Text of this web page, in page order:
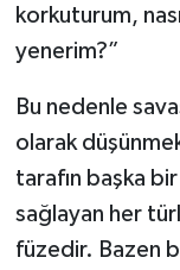
korkuturum,
yenerim?”
Bu nedenle
olarak
tarafın başka bir
sağlayan her
füzedir. Bazen